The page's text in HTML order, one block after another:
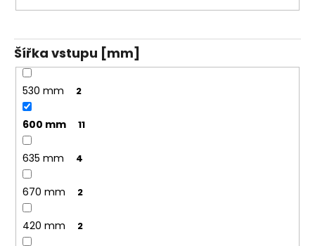
Šířka vstupu [mm]
530 mm 2
600 mm 11
635 mm 4
670 mm 2
420 mm 2